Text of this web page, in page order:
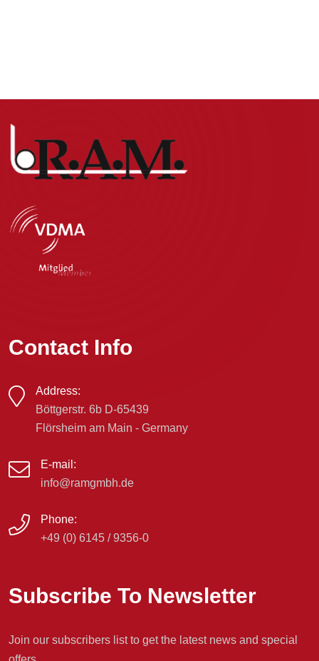
Contact Info
Address:
Böttgerstr. 6b D-65439
Flörsheim am Main - Germany
E-mail:
info@ramgmbh.de
Phone:
+49 (0) 6145 / 9356-0
Subscribe To Newsletter
Join our subscribers list to get the latest news and special